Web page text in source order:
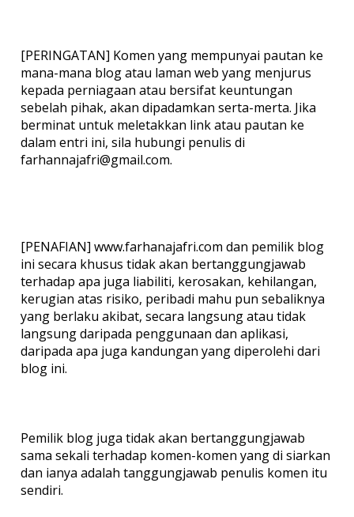
[PERINGATAN] Komen yang mempunyai pautan ke
mana-mana blog atau laman web yang menjurus
kepada perniagaan atau bersifat keuntungan
sebelah pihak, akan dipadamkan serta-merta. Jika
berminat untuk meletakkan link atau pautan ke
dalam entri ini, sila hubungi penulis di
farhannajafri@gmail.com.
[PENAFIAN] www.farhanajafri.com dan pemilik blog
ini secara khusus tidak akan bertanggungjawab
terhadap apa juga liabiliti, kerosakan, kehilangan,
kerugian atas risiko, peribadi mahu pun sebaliknya
yang berlaku akibat, secara langsung atau tidak
langsung daripada penggunaan dan aplikasi,
daripada apa juga kandungan yang diperolehi dari
blog ini.
Pemilik blog juga tidak akan bertanggungjawab
sama sekali terhadap komen-komen yang di siarkan
dan ianya adalah tanggungjawab penulis komen itu
sendiri.